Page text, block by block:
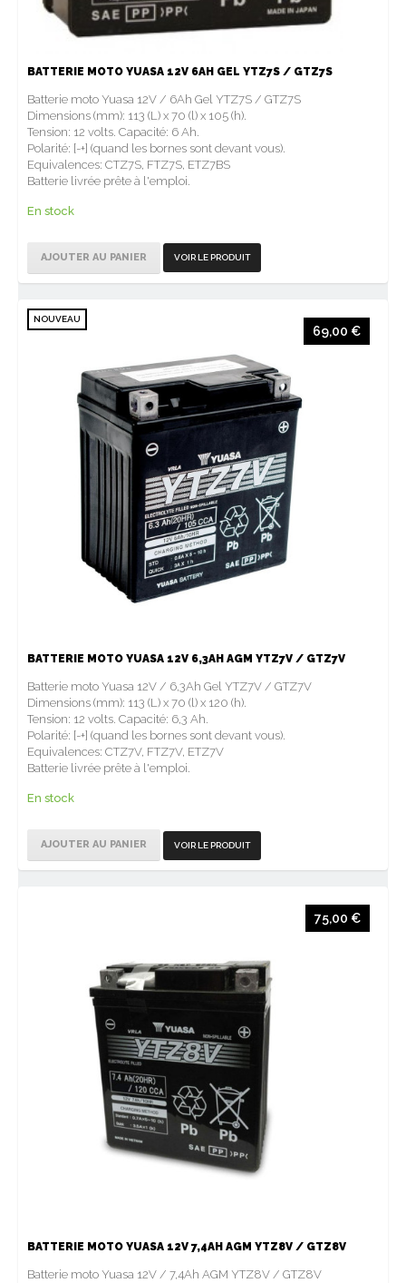
BATTERIE MOTO YUASA 12V 6AH GEL YTZ7S / GTZ7S
Batterie moto Yuasa 12V / 6Ah Gel YTZ7S / GTZ7S
Dimensions (mm): 113 (L) x 70 (l) x 105 (h).
Tension: 12 volts. Capacité: 6 Ah.
Polarité: [-+] (quand les bornes sont devant vous).
Equivalences: CTZ7S, FTZ7S, ETZ7BS
Batterie livrée prête à l'emploi.
En stock
AJOUTER AU PANIER VOIR LE PRODUIT
NOUVEAU
BATTERIE MOTO YUASA 12V 6,3AH AGM YTZ7V / GTZ7V
Batterie moto Yuasa 12V / 6,3Ah Gel YTZ7V / GTZ7V
Dimensions (mm): 113 (L) x 70 (l) x 120 (h).
Tension: 12 volts. Capacité: 6,3 Ah.
Polarité: [-+] (quand les bornes sont devant vous).
Equivalences: CTZ7V, FTZ7V, ETZ7V
Batterie livrée prête à l'emploi.
En stock
69,00 €
AJOUTER AU PANIER VOIR LE PRODUIT
BATTERIE MOTO YUASA 12V 7,4AH AGM YTZ8V / GTZ8V
Batterie moto Yuasa 12V / 7,4Ah AGM YTZ8V / GTZ8V
75,00 €